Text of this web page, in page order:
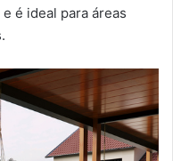
é ideal para áreas